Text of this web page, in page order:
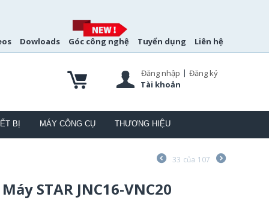
Dowloads Góc công nghệ Tuyển dụng Liên hệ
Đăng nhập | Đăng ký
Tài khoản
BỊ MÁY CÔNG CỤ THƯƠNG HIỆU
33 của 107
STAR JNC16-VNC20